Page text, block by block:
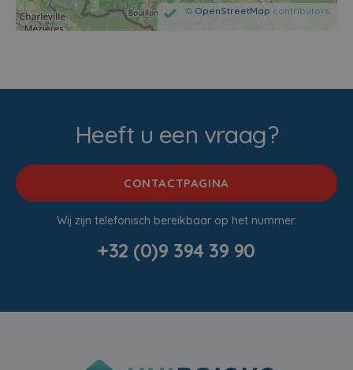
© OpenStreetMap contributors.
Heeft u een vraag?
CONTACTPAGINA
Wij zijn telefonisch bereikbaar op het nummer:
+32 (0)9 394 39 90